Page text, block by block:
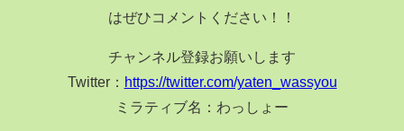
はぜひコメントください！！
チャンネル登録お願いします
Twitter： https://twitter.com/yaten_wassyou
ミラティブ名：わっしょー